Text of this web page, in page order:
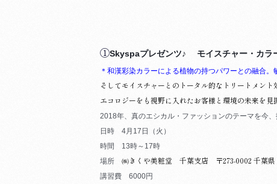
①Skyspaプレゼンツ♪ モイスチャー・カラ
＊和漢彩染カラーによる植物の持つパワーとの融合。
そしてモイスチャーとのトータル的なトリートメント
エコロジーをも視野に入れたお客様と環境の未来を見
2018年、真のエシカル・ファッションのテーマを今、
日時 4月17日（火）
時間 13時～17時
場所㈱きくや美粧堂 千葉支店 〒273-0002 千葉
講習費 6000円